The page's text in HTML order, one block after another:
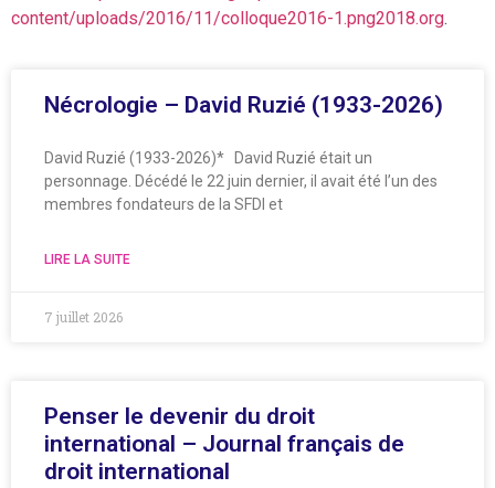
content/uploads/2016/11/colloque2016-1.png2018.org.
Nécrologie – David Ruzié (1933-2026)
David Ruzié (1933-2026)* David Ruzié était un
personnage. Décédé le 22 juin dernier, il avait été l’un des
membres fondateurs de la SFDI et
LIRE LA SUITE
7 juillet 2026
Penser le devenir du droit
international – Journal français de
droit international